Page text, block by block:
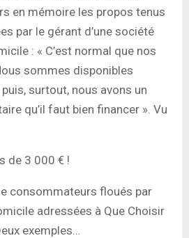
en mémoire les propos tenus
par le gérant d’une société
: « C’est normal que nos
sommes disponibles
surtout, nous avons un
qu’il faut bien financer ». Vu
de 3 000 € !
consommateurs floués par
adressées à Que Choisir
exemples…